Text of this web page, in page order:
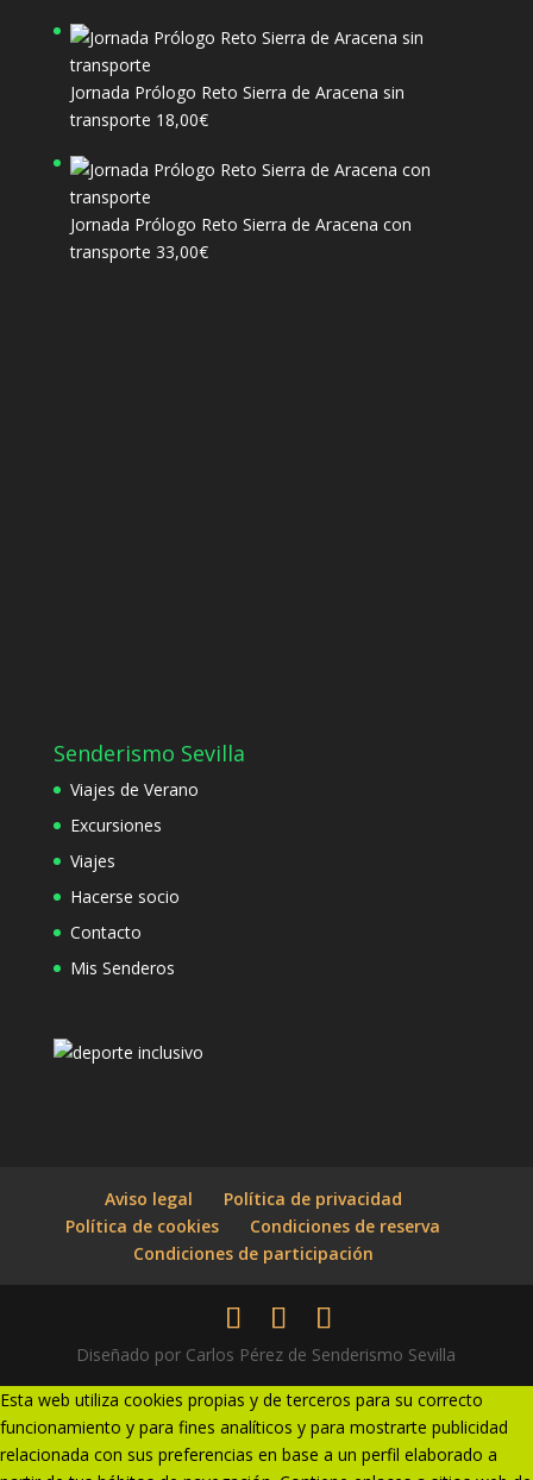
Jornada Prólogo Reto Sierra de Aracena sin
transporte 18,00€
Jornada Prólogo Reto Sierra de Aracena con
transporte 33,00€
Senderismo Sevilla
Viajes de Verano
Excursiones
Viajes
Hacerse socio
Contacto
Mis Senderos
Aviso legal
Política de privacidad
Política de cookies
Condiciones de reserva
Condiciones de participación
Diseñado por Carlos Pérez de Senderismo Sevilla
Esta web utiliza cookies propias y de terceros para su correcto
funcionamiento y para fines analíticos y para mostrarte publicidad
relacionada con sus preferencias en base a un perfil elaborado a